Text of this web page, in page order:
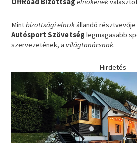
Mintbizottsági elnökállandó résztvevője
Autósport Szövetség legmagasabb
szervezetének, a világtanácsnak.
Hirdetés